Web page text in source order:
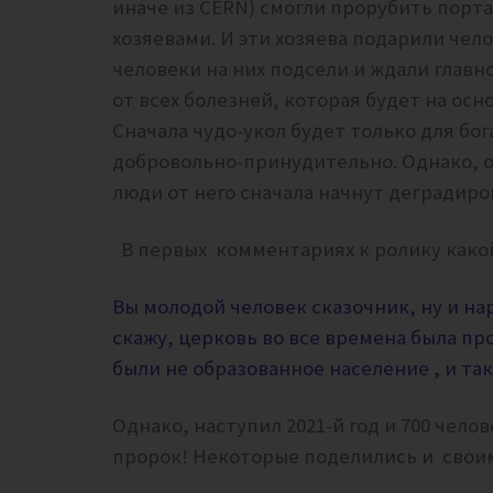
иначе из CERN) смогли прорубить
хозяевами. И эти хозяева подарили
человеки на них подсели и ждали
от всех болезней, которая будет на
Сначала чудо-укол будет только для
добровольно-принудительно. Однако,
люди от него сначала начнут
В первых комментариях к ролику
Вы молодой человек сказочник, ну и
скажу, церковь во все времена была
были не образованное население , и
Однако, наступил 2021-й год и 700
пророк! Некоторые поделились и